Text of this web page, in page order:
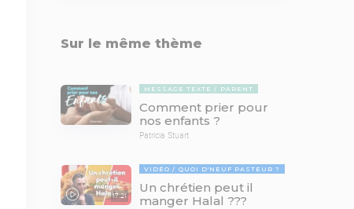
Sur le même thème
MESSAGE TEXTE PARENT
Comment prier pour
nos enfants ?
Patricia Stuart
17:21
VIDÉO QUOI D'NEUF PASTEUR ?
Un chrétien peut il
manger Halal ???